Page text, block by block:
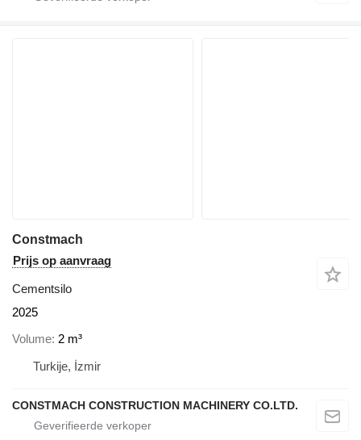
Constmach
Prijs op aanvraag
Cementsilo
2025
Volume 2 m³
Turkije, İzmir
CONSTMACH CONSTRUCTION MACHINERY CO.LTD.